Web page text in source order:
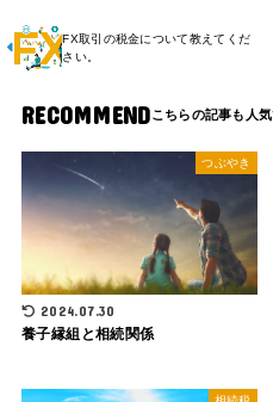
o
o
k
o
FX取引の税金について教えてくだ
さい。
RECOMMEND
つぶやき
2024.07.30
養子縁組と相続関係